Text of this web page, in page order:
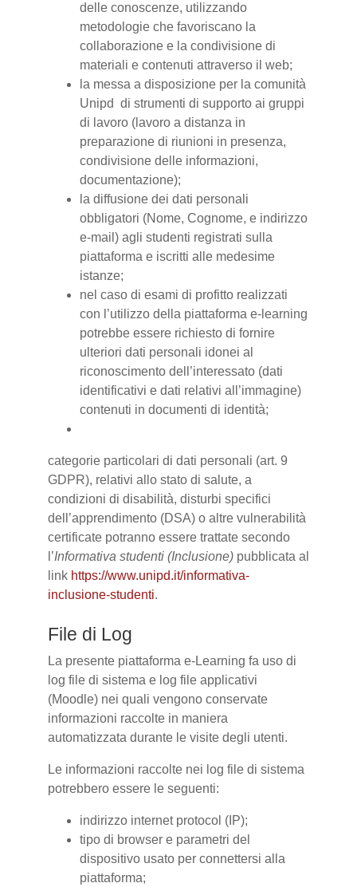
delle conoscenze, utilizzando
metodologie che favoriscano la
collaborazione e la condivisione di
materiali e contenuti attraverso il web;
la messa a disposizione per la comunità
Unipd di strumenti di supporto ai gruppi
di lavoro (lavoro a distanza in
preparazione di riunioni in presenza,
condivisione delle informazioni,
documentazione);
la diffusione dei dati personali
obbligatori (Nome, Cognome, e indirizzo
e-mail) agli studenti registrati sulla
piattaforma e iscritti alle medesime
istanze;
nel caso di esami di profitto realizzati
con l’utilizzo della piattaforma e-learning
potrebbe essere richiesto di fornire
ulteriori dati personali idonei al
riconoscimento dell’interessato (dati
identificativi e dati relativi all’immagine)
contenuti in documenti di identità;
categorie particolari di dati personali (art. 9
GDPR), relativi allo stato di salute, a
condizioni di disabilità, disturbi specifici
dell’apprendimento (DSA) o altre vulnerabilità
certificate potranno essere trattate secondo
l’Informativa studenti (Inclusione) pubblicata al
link https://www.unipd.it/informativa-
inclusione-studenti.
File di Log
La presente piattaforma e-Learning fa uso di
log file di sistema e log file applicativi
(Moodle) nei quali vengono conservate
informazioni raccolte in maniera
automatizzata durante le visite degli utenti.
Le informazioni raccolte nei log file di sistema
potrebbero essere le seguenti:
indirizzo internet protocol (IP);
tipo di browser e parametri del
dispositivo usato per connettersi alla
piattaforma;